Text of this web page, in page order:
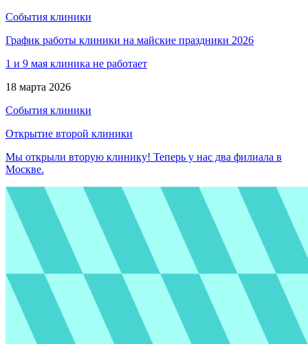
События клиники
График работы клиники на майские праздники 2026
1 и 9 мая клиника не работает
18 марта 2026
События клиники
Открытие второй клиники
Мы открыли вторую клинику! Теперь у нас два филиала в
Москве.